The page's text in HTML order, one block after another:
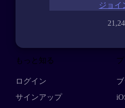
ジョイ
もっと知る
ログイン
サインアップ